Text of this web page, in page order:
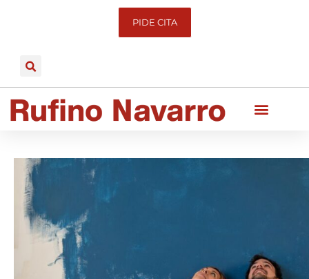
PIDE CITA